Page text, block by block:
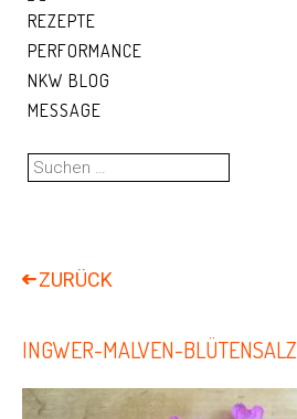
REZEPTE
PERFORMANCE
NKW BLOG
MESSAGE
Suchen
nach:
INGWER-MALVEN-BLÜTENSALZ